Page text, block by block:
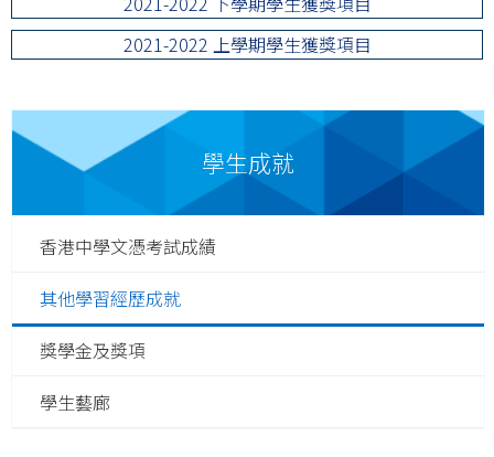
2021-2022 上學期學生獲獎項目
學生成就
香港中學文憑考試成績
其他學習經歷成就
獎學金及獎項
學生藝廊